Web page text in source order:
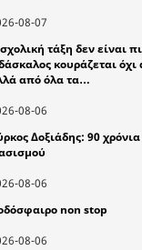
08-07
τάξη δεν είναι
κουράζεται
από όλα τα…
08-06
Δοξιάδης: 90
08-06
non stop
08-06